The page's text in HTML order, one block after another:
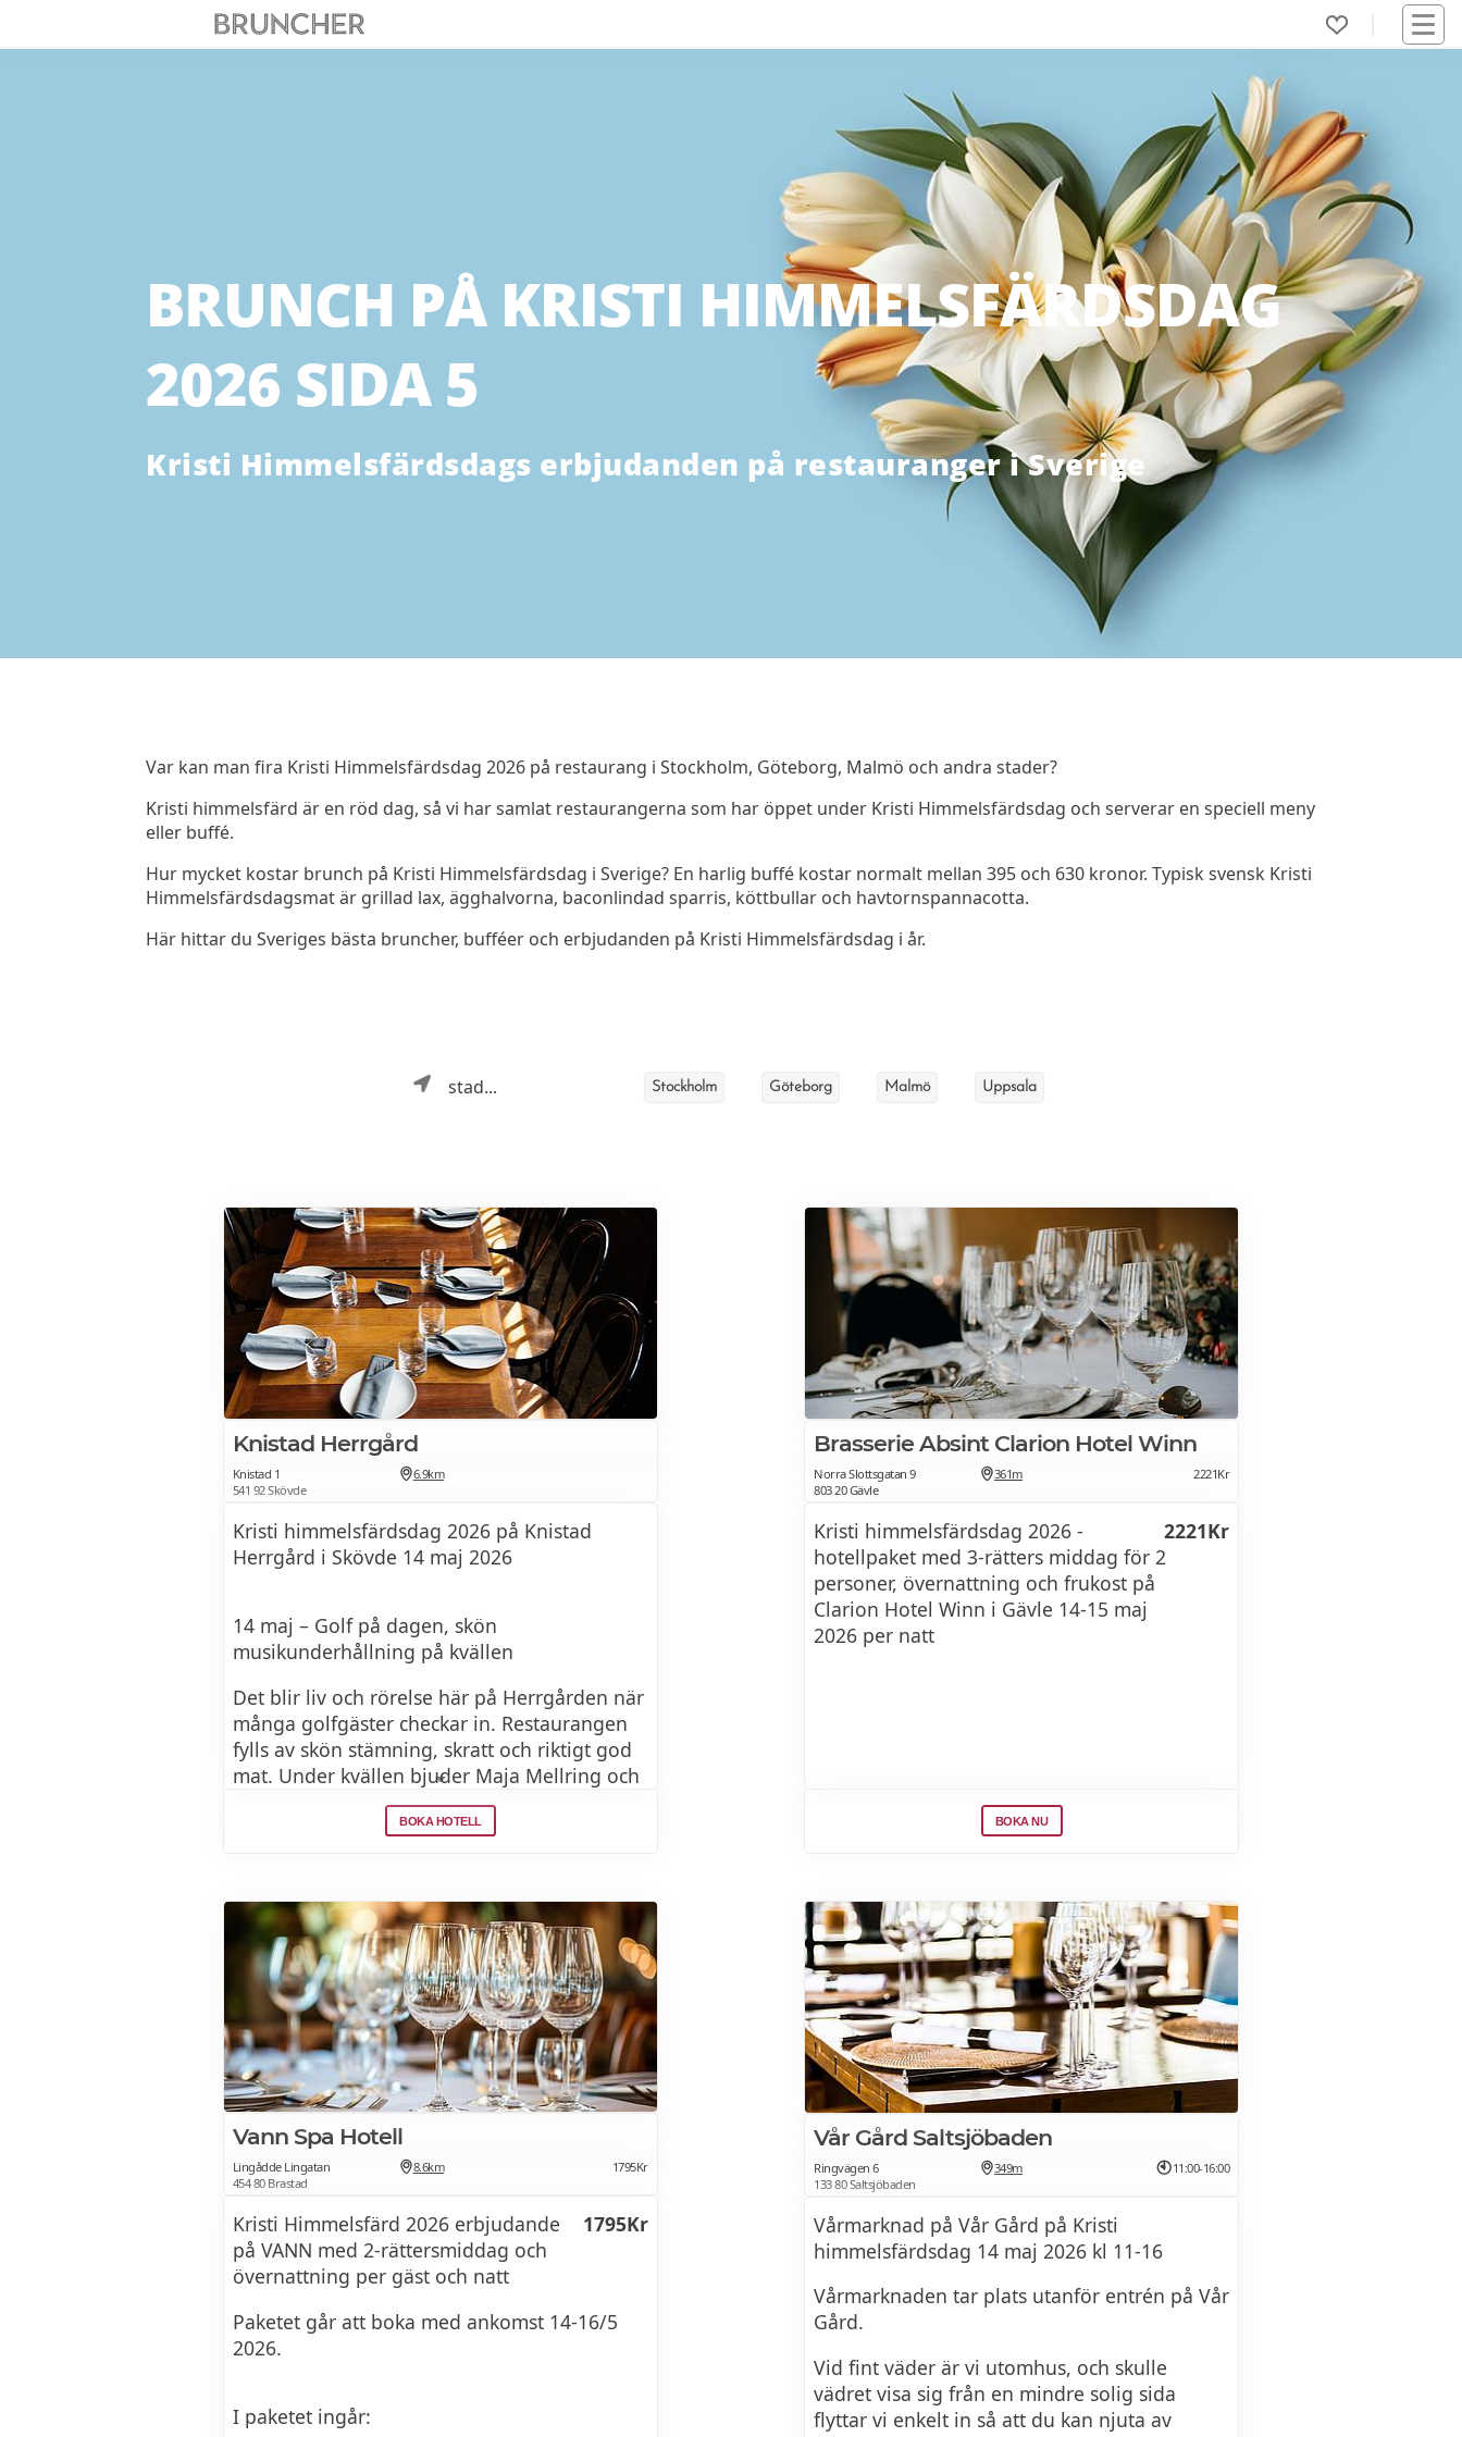
BRUNCH PÅ KRISTI HIMMELSFÄRDSDAG
2026 SIDA 5
Kristi Himmelsfärdsdags erbjudanden på restauranger i Sverige
Var kan man fira Kristi Himmelsfärdsdag 2026 på restaurang i Stockholm, Göteborg, Malmö och andra stader?
Kristi himmelsfärd är en röd dag, så vi har samlat restaurangerna som har öppet under Kristi Himmelsfärdsdag och serverar en speciell meny
eller buffé.
Hur mycket kostar brunch på Kristi Himmelsfärdsdag i Sverige? En harlig buffé kostar normalt mellan 395 och 630 kronor. Typisk svensk Kristi
Himmelsfärdsdagsmat är grillad lax, ägghalvorna, baconlindad sparris, köttbullar och havtornspannacotta.
Här hittar du Sveriges bästa bruncher, bufféer och erbjudanden på Kristi Himmelsfärdsdag i år.
stad... Stockholm Göteborg Malmö Uppsala
Knistad Herrgård
Knistad 1
541 92 Skövde
6.9km
Kristi himmelsfärdsdag 2026 på Knistad
Herrgård i Skövde 14 maj 2026
14 maj – Golf på dagen, skön
musikunderhållning på kvällen
Det blir liv och rörelse här på Herrgården när
många golfgäster checkar in. Restaurangen
fylls av skön stämning, skratt och riktigt god
mat. Under kvällen bjuder Maja Mellring och
Richard på livemusik – perfekt för en
avslappnad kväll.
BOKA HOTELL
Brasserie Absint Clarion Hotel Winn
Norra Slottsgatan 9
803 20 Gävle
361m 2221Kr
Kristi himmelsfärdsdag 2026 -
hotellpaket med 3-rätters middag för 2
personer, övernattning och frukost på
Clarion Hotel Winn i Gävle 14-15 maj
2026 per natt
2221Kr
BOKA NU
Vann Spa Hotell
Lingådde Lingatan
454 80 Brastad
8.6km 1795Kr
Kristi Himmelsfärd 2026 erbjudande
på VANN med 2-rättersmiddag och
övernattning per gäst och natt
1795Kr
Paketet går att boka med ankomst 14-16/5
2026.
I paketet ingår:
Vår Gård Saltsjöbaden
Ringvägen 6
133 80 Saltsjöbaden
349m 11:00-16:00
Vårmarknad på Vår Gård på Kristi
himmelsfärdsdag 14 maj 2026 kl 11-16
Vårmarknaden tar plats utanför entrén på Vår
Gård.
Vid fint väder är vi utomhus, och skulle
vädret visa sig från en mindre solig sida
flyttar vi enkelt in så att du kan njuta av